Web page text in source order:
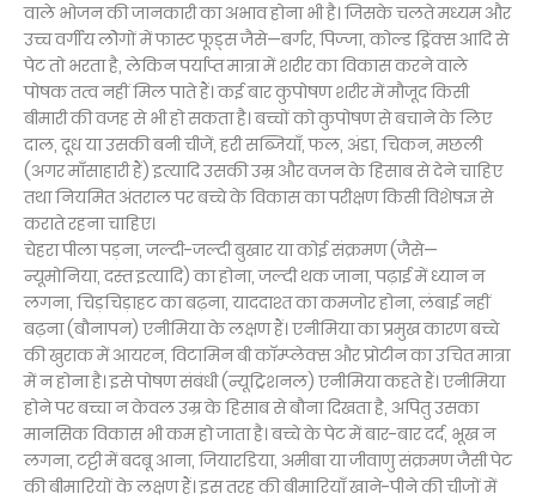
वाले भोजन की जानकारी का अभाव होना भी है। जिसके चलते मध्यम और
उच्च वर्गीय लोेगों में फास्ट फूड्स जैसे—बर्गर, पिज्जा, कोल्ड ड्रिंक्स आदि से
पेट तो भरता है, लेकिन पर्याप्त मात्रा में शरीर का विकास करने वाले
पोषक तत्व नहीं मिल पाते हैं। कई बार कुपोषण शरीर में मौजूद किसी
बीमारी की वजह से भी हो सकता है। बच्चों को कुपोषण से बचाने के लिए
दाल, दूध या उसकी बनी चीजें, हरी सब्जियाँ, फल, अंडा, चिकन, मछली
(अगर माँसाहारी हैं) इत्यादि उसकी उम्र और वजन के हिसाब से देने चाहिए
तथा नियमित अंतराल पर बच्चे के विकास का परीक्षण किसी विशेषज्ञ से
कराते रहना चाहिए।
चेहरा पीला पड़ना, जल्दी-जल्दी बुखार या कोई संक्रमण (जैसे—
न्यूमोनिया, दस्त इत्यादि) का होना, जल्दी थक जाना, पढ़ाई में ध्यान न
लगना, चिड़चिड़ाहट का बढ़ना, याददाश्त का कमजोर होना, लंबाई नहीं
बढ़ना (बौनापन) एनीमिया के लक्षण हैं। एनीमिया का प्रमुख कारण बच्चे
की खुराक में आयरन, विटामिन बी काॅम्प्लेक्स और प्रोटीन का उचित मात्रा
में न होना है। इसे पोषण संबंधी (न्यूट्रिशनल) एनीमिया कहते हैं। एनीमिया
होने पर बच्चा न केवल उम्र के हिसाब से बौना दिखता है, अपितु उसका
मानसिक विकास भी कम हो जाता है। बच्चे के पेट में बार-बार दर्द, भूख न
लगना, टट्टी में बदबू आना, जियारडिया, अमीबा या जीवाणु संक्रमण जैसी पेट
की बीमारियों के लक्षण हैं। इस तरह की बीमारियाँ खाने-पीने की चीजों में